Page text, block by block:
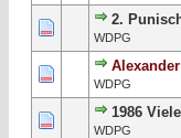
2.
WDPG
WDPG
2
1986
WDPG
0